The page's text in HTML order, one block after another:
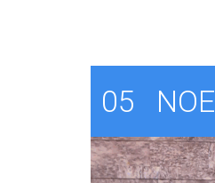
05 ΝΟΈ